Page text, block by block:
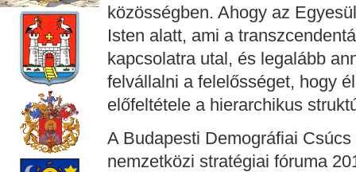
közösségben. Ahogy az
Isten alatt, ami a
kapcsolatra utal, és legalább
felvállalni a felelősséget, hogy
előfeltétele a hierarchikus
A Budapesti Demográfiai
nemzetközi stratégiai fóruma